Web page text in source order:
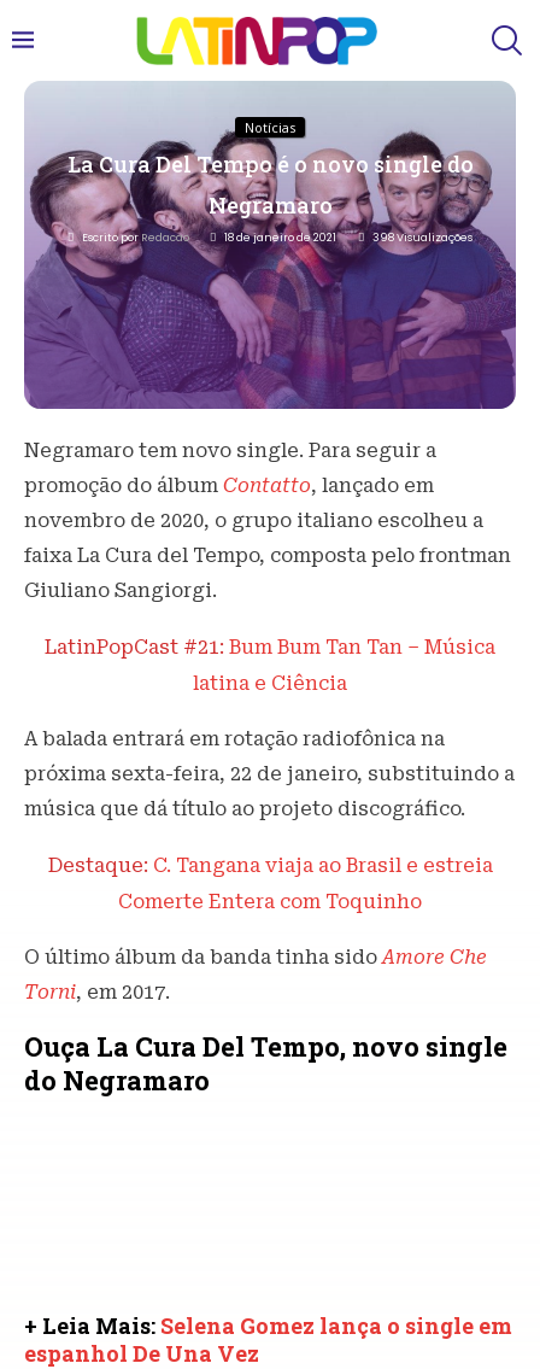
Notícias
La Cura Del Tempo é o novo single do
Negramaro
Escrito por Redacao 18 de janeiro de 2021 398Visualizações
Negramaro tem novo single. Para seguir a
promoção do álbum Contatto, lançado em
novembro de 2020, o grupo italiano escolheu a
faixa La Cura del Tempo, composta pelo frontman
Giuliano Sangiorgi.
LatinPopCast #21: Bum Bum Tan Tan – Música
latina e Ciência
A balada entrará em rotação radiofônica na
próxima sexta-feira, 22 de janeiro, substituindo a
música que dá título ao projeto discográfico.
Destaque: C. Tangana viaja ao Brasil e estreia
Comerte Entera com Toquinho
O último álbum da banda tinha sidoAmore Che
Torni, em 2017.
Ouça La Cura Del Tempo, novo single
do Negramaro
+ Leia Mais: Selena Gomez lança o single em
espanhol De Una Vez